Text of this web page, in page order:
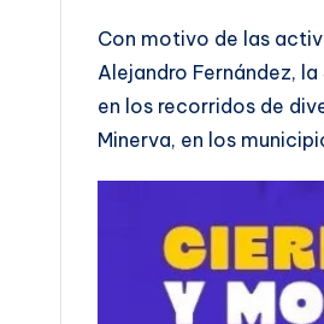
Con motivo de las
Alejandro Fernández,
en los recorridos de
Minerva, en los